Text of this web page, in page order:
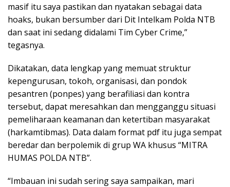
masif itu saya pastikan dan nyatakan sebagai data
hoaks, bukan bersumber dari Dit Intelkam Polda NTB
dan saat ini sedang didalami Tim Cyber Crime,”
tegasnya.
Dikatakan, data lengkap yang memuat struktur
kepengurusan, tokoh, organisasi, dan pondok
pesantren (ponpes) yang berafiliasi dan kontra
tersebut, dapat meresahkan dan mengganggu situasi
pemeliharaan keamanan dan ketertiban masyarakat
(harkamtibmas). Data dalam format pdf itu juga sempat
beredar dan berpolemik di grup WA khusus “MITRA
HUMAS POLDA NTB”.
“Imbauan ini sudah sering saya sampaikan, mari